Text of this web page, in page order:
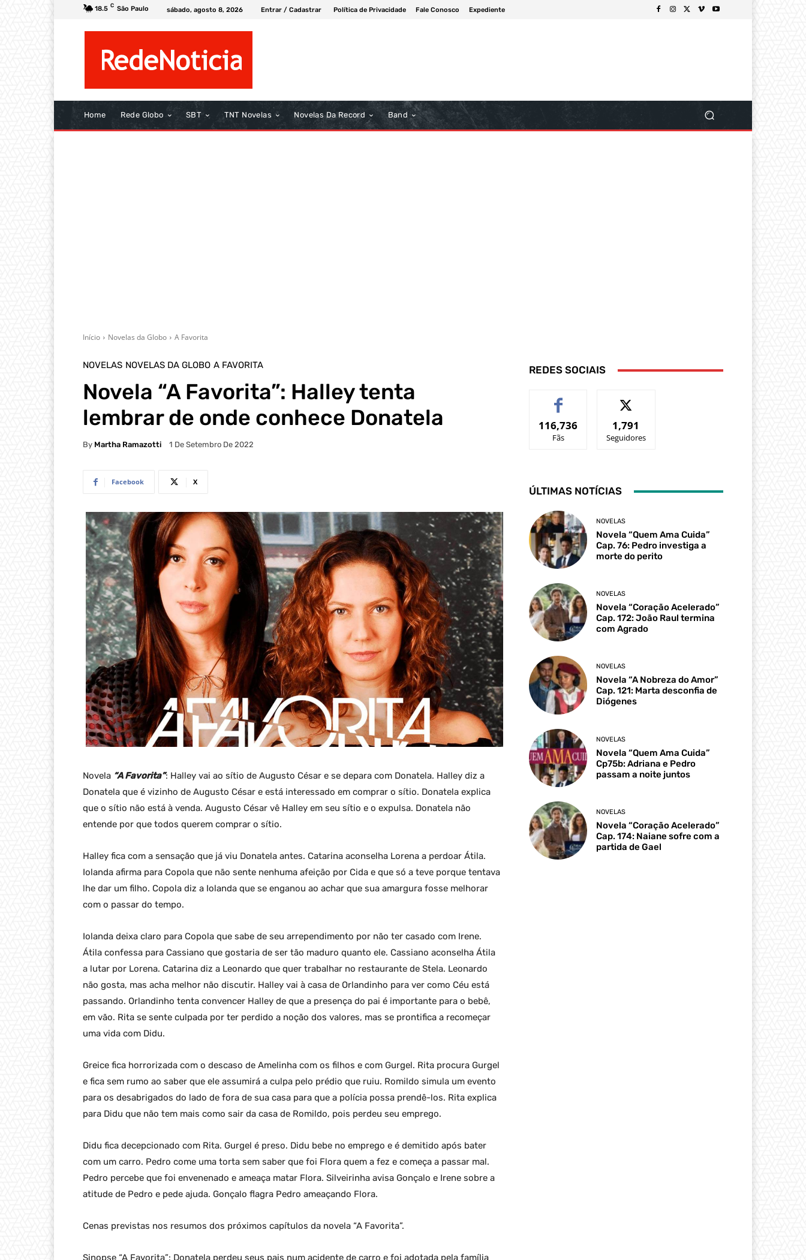
18.5 C São Paulo sábado, agosto 8, 2026 Entrar / Cadastrar Política de Privacidade Fale Conosco Expediente
Home Rede Globo SBT TNT Novelas Novelas Da Record Band
Início Novelas da Globo A Favorita
NOVELAS NOVELAS DA GLOBO A FAVORITA
Novela “A Favorita”: Halley tenta
lembrar de onde conhece Donatela
By Martha Ramazotti 1 De Setembro De 2022
Facebook X
Novela “A Favorita”: Halley vai ao sítio de Augusto César e se depara com Donatela. Halley diz a
Donatela que é vizinho de Augusto César e está interessado em comprar o sítio. Donatela explica
que o sítio não está à venda. Augusto César vê Halley em seu sítio e o expulsa. Donatela não
entende por que todos querem comprar o sítio.
Halley fica com a sensação que já viu Donatela antes. Catarina aconselha Lorena a perdoar Átila.
Iolanda afirma para Copola que não sente nenhuma afeição por Cida e que só a teve porque tentava
lhe dar um filho. Copola diz a Iolanda que se enganou ao achar que sua amargura fosse melhorar
com o passar do tempo.
Iolanda deixa claro para Copola que sabe de seu arrependimento por não ter casado com Irene.
Átila confessa para Cassiano que gostaria de ser tão maduro quanto ele. Cassiano aconselha Átila
a lutar por Lorena. Catarina diz a Leonardo que quer trabalhar no restaurante de Stela. Leonardo
não gosta, mas acha melhor não discutir. Halley vai à casa de Orlandinho para ver como Céu está
passando. Orlandinho tenta convencer Halley de que a presença do pai é importante para o bebê,
em vão. Rita se sente culpada por ter perdido a noção dos valores, mas se prontifica a recomeçar
uma vida com Didu.
Greice fica horrorizada com o descaso de Amelinha com os filhos e com Gurgel. Rita procura Gurgel
e fica sem rumo ao saber que ele assumirá a culpa pelo prédio que ruiu. Romildo simula um evento
para os desabrigados do lado de fora de sua casa para que a polícia possa prendê-los. Rita explica
para Didu que não tem mais como sair da casa de Romildo, pois perdeu seu emprego.
Didu fica decepcionado com Rita. Gurgel é preso. Didu bebe no emprego e é demitido após bater
com um carro. Pedro come uma torta sem saber que foi Flora quem a fez e começa a passar mal.
Pedro percebe que foi envenenado e ameaça matar Flora. Silveirinha avisa Gonçalo e Irene sobre a
atitude de Pedro e pede ajuda. Gonçalo flagra Pedro ameaçando Flora.
Cenas previstas nos resumos dos próximos capítulos da novela “A Favorita”.
Sinopse “A Favorita”: Donatela perdeu seus pais num acidente de carro e foi adotada pela família
REDES SOCIAIS
116,736
Fãs
1,791
Seguidores
ÚLTIMAS NOTÍCIAS
NOVELAS
Novela “Quem Ama Cuida”
Cap. 76: Pedro investiga a
morte do perito
NOVELAS
Novela “Coração Acelerado”
Cap. 172: João Raul termina
com Agrado
NOVELAS
Novela “A Nobreza do Amor”
Cap. 121: Marta desconfia de
Diógenes
NOVELAS
Novela “Quem Ama Cuida”
Cp75b: Adriana e Pedro
passam a noite juntos
NOVELAS
Novela “Coração Acelerado”
Cap. 174: Naiane sofre com a
partida de Gael